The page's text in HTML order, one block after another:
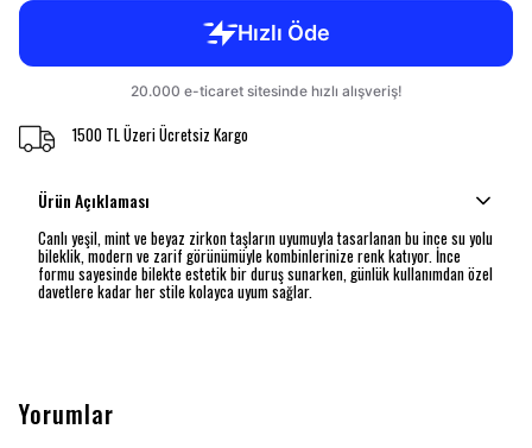
1500 TL Üzeri Ücretsiz Kargo
Ürün Açıklaması
Canlı yeşil, mint ve beyaz zirkon taşların uyumuyla tasarlanan bu ince su yolu
bileklik, modern ve zarif görünümüyle kombinlerinize renk katıyor. İnce
formu sayesinde bilekte estetik bir duruş sunarken, günlük kullanımdan özel
davetlere kadar her stile kolayca uyum sağlar.
Yorumlar